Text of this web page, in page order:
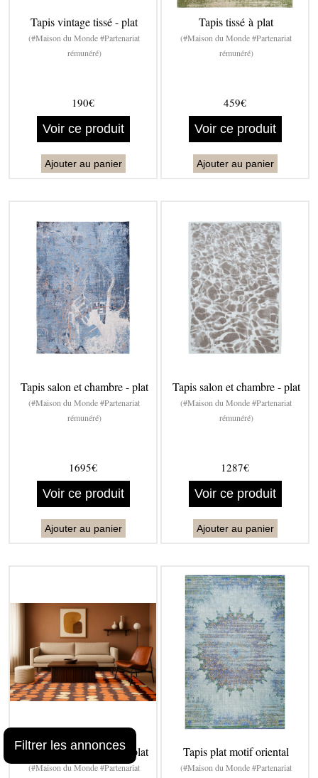
Tapis vintage tissé - plat
(#Maison du Monde #Partenariat
rémunéré)
190€
Voir ce produit
Ajouter au panier
Tapis tissé à plat
(#Maison du Monde #Partenariat
rémunéré)
459€
Voir ce produit
Ajouter au panier
Tapis salon et chambre - plat
(#Maison du Monde #Partenariat
rémunéré)
1695€
Voir ce produit
Ajouter au panier
Tapis salon et chambre - plat
(#Maison du Monde #Partenariat
rémunéré)
1287€
Voir ce produit
Ajouter au panier
Tapis salon et chambre - plat
(#Maison du Monde #Partenariat
Tapis plat motif oriental
(#Maison du Monde #Partenariat
Filtrer les annonces